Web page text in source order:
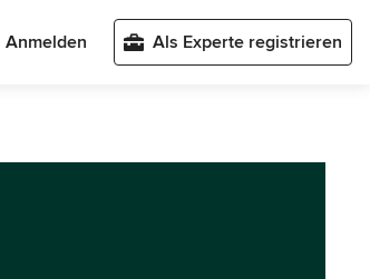
Anmelden Als Experte registrieren